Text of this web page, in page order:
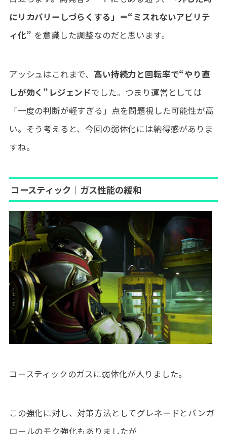
にリカバリーしづらくする」＝“ミスれないアビリテ
ィ化” を意識した調整なのだと思います。
アッシュはこれまで、 高い持続力と回転率で“やり直
しが効く”レジェンドでした。つまり運営としては
「一度の判断が軽すぎる」点を問題視した可能性が高
い。そう考えると、今回の弱体化には納得感がありま
すね。
コースティック｜ガス性能の緩和
コースティックのガスに弱体化が入りました。
この強化に対し、対策方法としてグレネードとバンガ
ロールのモク強化もありましたが